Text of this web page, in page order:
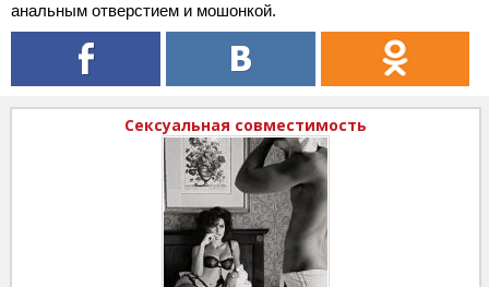
анальным отверстием и мошонкой.
Сексуальная совместимость